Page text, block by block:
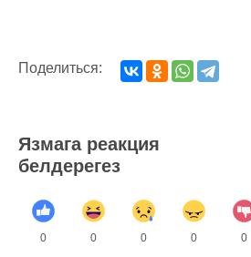
Поделиться:
Язмага реакция
белдерегез
0 0 0 0 0